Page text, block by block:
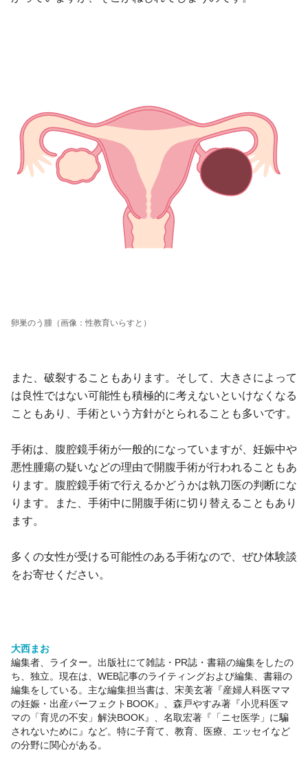
卵巣のう腫（画像：性教育いらすと）
また、破裂することもあります。そして、大きさによって
は良性ではない可能性も積極的に考えないといけなくなる
こともあり、手術という方針がとられることも多いです。
手術は、腹腔鏡手術が一般的になっていますが、妊娠中や
悪性腫瘍の疑いなどの理由で開腹手術が行われることもあ
ります。腹腔鏡手術で行えるかどうかは執刀医の判断にな
ります。また、手術中に開腹手術に切り替えることもあり
ます。
多くの女性が受ける可能性のある手術なので、ぜひ体験談
をお寄せください。
大西まお
編集者、ライター。出版社にて雑誌・PR誌・書籍の編集をしたの
ち、独立。現在は、WEB記事のライティングおよび編集、書籍の
編集をしている。主な編集担当書は、宋美玄著『産婦人科医ママ
の妊娠・出産パーフェクトBOOK』、森戸やすみ著『小児科医マ
マの「育児の不安」解決BOOK』、名取宏著『「ニセ医学」に騙
されないために』など。特に子育て、教育、医療、エッセイなど
の分野に関心がある。